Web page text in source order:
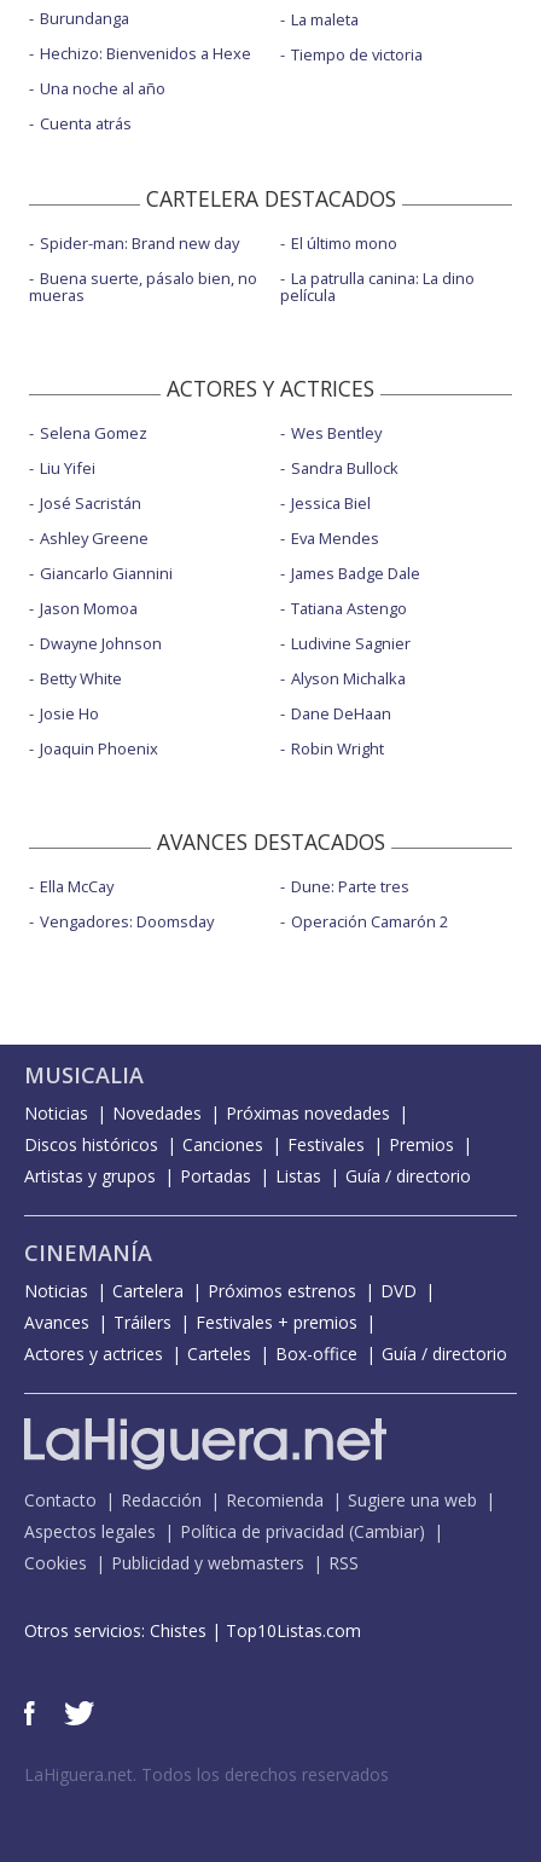
Burundanga
Hechizo: Bienvenidos a Hexe
Una noche al año
Cuenta atrás
La maleta
Tiempo de victoria
CARTELERA DESTACADOS
Spider-man: Brand new day
Buena suerte, pásalo bien, no
mueras
El último mono
La patrulla canina: La dino
película
ACTORES Y ACTRICES
Selena Gomez
Liu Yifei
José Sacristán
Ashley Greene
Giancarlo Giannini
Jason Momoa
Dwayne Johnson
Betty White
Josie Ho
Joaquin Phoenix
Wes Bentley
Sandra Bullock
Jessica Biel
Eva Mendes
James Badge Dale
Tatiana Astengo
Ludivine Sagnier
Alyson Michalka
Dane DeHaan
Robin Wright
AVANCES DESTACADOS
Ella McCay
Vengadores: Doomsday
Dune: Parte tres
Operación Camarón 2
MUSICALIA
Noticias Novedades
Próximas novedades
Discos históricos
Canciones Festivales
Premios
Artistas y grupos
Portadas Listas Guía / directorio
CINEMANÍA
Noticias Cartelera Próximos estrenos
DVD
Avances
Tráilers
Festivales + premios
Actores y actrices
Carteles Box-office Guía / directorio
Contacto Redacción Recomienda
Sugiere una web
Aspectos legales
Política de privacidad (Cambiar)
Cookies
Publicidad y webmasters RSS
Otros servicios: Chistes | Top10Listas.com
LaHiguera.net. Todos los derechos reservados